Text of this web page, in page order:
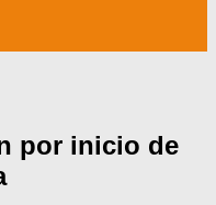
por inicio de